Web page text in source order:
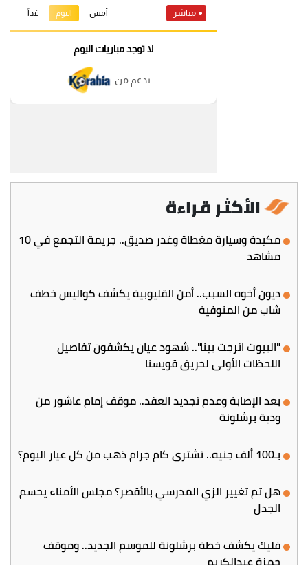
الأكثر قراءة
مكيدة وسيارة مغطاة وغدر صديق.. جريمة التجمع في 10
مشاهد
ديون أخوه السبب.. أمن القليوبية يكشف كواليس خطف
شاب من المنوفية
"البيوت اترجت بينا".. شهود عيان يكشفون تفاصيل
اللحظات الأولى لحريق قويسنا
بعد الإصابة وعدم تجديد العقد.. موقف إمام عاشور من
ودية برشلونة
بـ100 ألف جنيه.. تشتري كام جرام ذهب من كل عيار اليوم؟
هل تم تغيير الزي المدرسي بالأقصر؟ مجلس الأمناء يحسم
الجدل
فليك يكشف خطة برشلونة للموسم الجديد.. وموقف